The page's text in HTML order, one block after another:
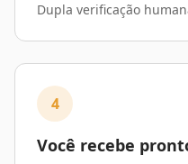
Dupla verificação
4
Você recebe